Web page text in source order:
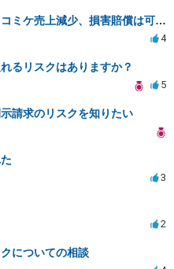
ネットでの誹謗中傷によるコミケ売上減少、損害賠償は可能か？
4
るリスクはありますか？
5
請求のリスクを知りたい
3
2
についての相談